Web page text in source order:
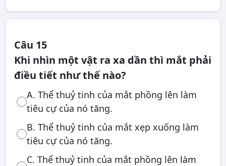
Câu 15
Khi nhìn một vật ra xa dần thì mắt phải
điều tiết như thế nào?
A. Thể thuỷ tinh của mắt phồng lên làm
tiêu cự của nó tăng.
B. Thể thuỷ tinh của mắt xẹp xuống làm
tiêu cự của nó tăng.
C. Thể thuỷ tinh của mắt phồng lên làm